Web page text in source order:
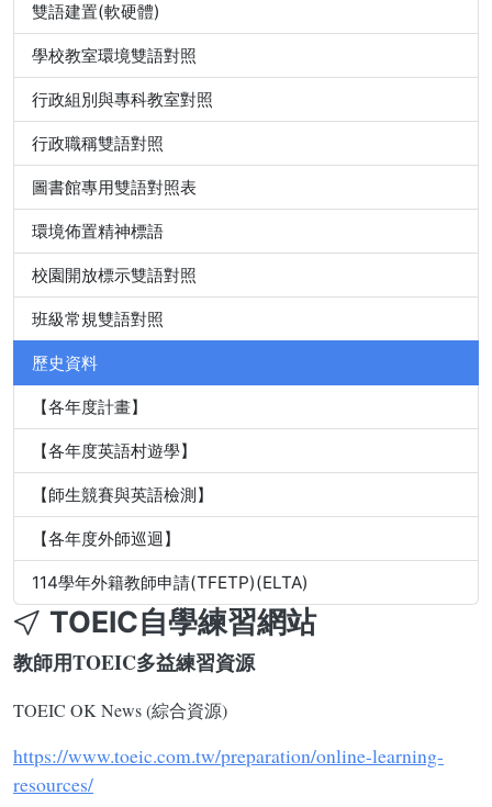
雙語建置(軟硬體)
學校教室環境雙語對照
行政組別與專科教室對照
行政職稱雙語對照
圖書館專用雙語對照表
環境佈置精神標語
校園開放標示雙語對照
班級常規雙語對照
歷史資料
【各年度計畫】
【各年度英語村遊學】
【師生競賽與英語檢測】
【各年度外師巡迴】
114學年外籍教師申請(TFETP)(ELTA)
TOEIC自學練習網站
教師用TOEIC多益練習資源
TOEIC OK News (綜合資源)
https://www.toeic.com.tw/preparation/online-learning-
resources/